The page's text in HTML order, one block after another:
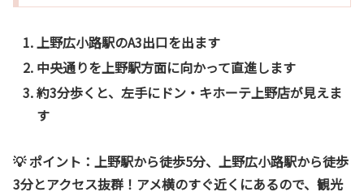
上野広小路駅のA3出口を出ます
中央通りを上野駅方面に向かって直進します
約3分歩くと、左手にドン・キホーテ上野店が見えま
す
💡 ポイント： 上野駅から徒歩5分、上野広小路駅から徒歩
3分とアクセス抜群！アメ横のすぐ近くにあるので、観光